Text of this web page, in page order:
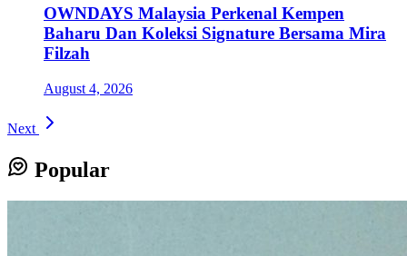
OWNDAYS Malaysia Perkenal Kempen
Baharu Dan Koleksi Signature Bersama Mira
Filzah
August 4, 2026
Next
Popular